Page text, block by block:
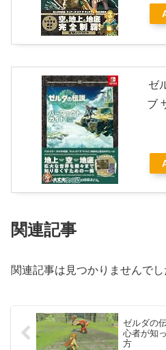
ゼ
ブ
関連記事
関連記事は見つかりませんでし
ゼルダの
心者が知
方